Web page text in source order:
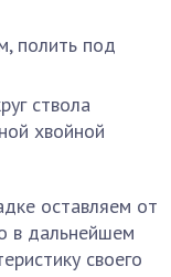
полить под
ствола
хвойной
оставляем от
в дальнейшем
своего